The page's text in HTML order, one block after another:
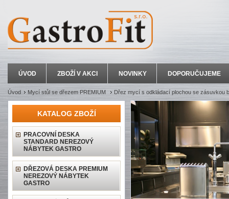
ÚVOD ZBOŽÍ V AKCI NOVINKY DOPORUČUJEME
Úvod Mycí stůl se dřezem PREMIUM Dřez mycí s odkládací plochou se zásuvkou
KATALOG ZBOŽÍ
PRACOVNÍ DESKA
STANDARD NEREZOVÝ
NÁBYTEK GASTRO
DŘEZOVÁ DESKA PREMIUM
NEREZOVÝ NÁBYTEK
GASTRO